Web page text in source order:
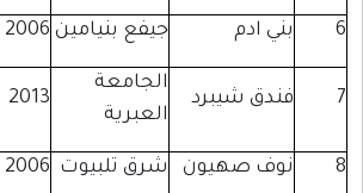
ادم جيفع بنيامين 2006
141
شيبرد
الجامعة
6
صهيون شرق تلبيوت 2006
19